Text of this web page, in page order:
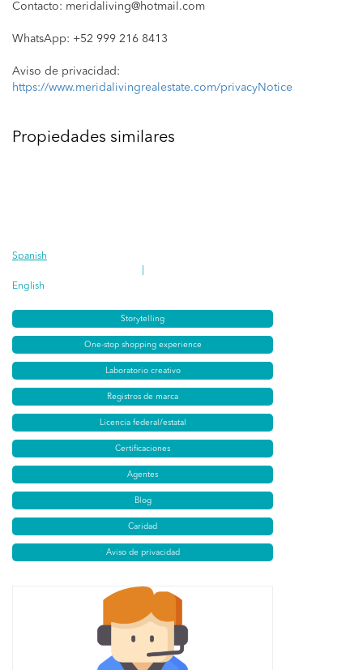
Contacto: meridaliving@hotmail.com
WhatsApp: +52 999 216 8413
Aviso de privacidad:
https://www.meridalivingrealestate.com/privacyNotice
Propiedades similares
Spanish
English
Storytelling
One-stop shopping experience
Laboratorio creativo
Registros de marca
Licencia federal/estatal
Certificaciones
Agentes
Blog
Caridad
Aviso de privacidad